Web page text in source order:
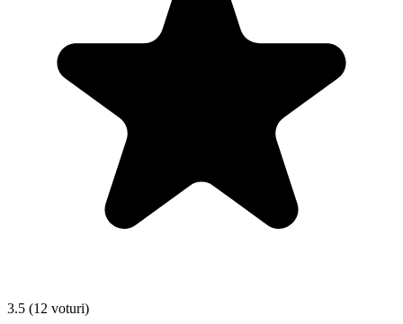
3.5 (12 voturi)